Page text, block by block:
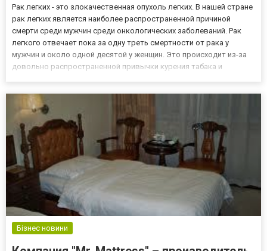
Рак легких - это злокачественная опухоль легких. В нашей стране
рак легких является наиболее распространенной причиной
смерти среди мужчин среди онкологических заболеваний. Рак
легкого отвечает пока за одну треть смертности от рака у
мужчин и около одной десятой у женщин. Это происходит из-за
довольно распространенной привычки курения табака и
сигаре...
Бізнес новини